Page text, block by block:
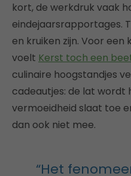
kort, de werkdruk vaak
eindejaarsrapportages.
en kruiken zijn. Voor
voelt Kerst toch een
culinaire hoogstandjes
cadeautjes: de lat wordt
vermoeidheid slaat toe
dan ook niet mee.
“Het